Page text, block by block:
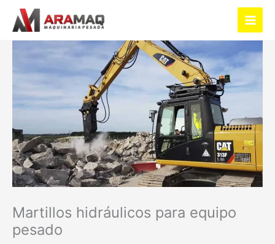
contenido
Main
Martillos hidráulicos para equipo
pesado